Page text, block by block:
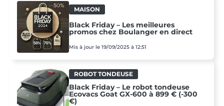
MAISON
Black Friday – Les meilleures
promos chez Boulanger en direct
Mis à jour le 19/09/2025 à 12:51
ROBOT TONDEUSE
Black Friday – Le robot tondeuse
Ecovacs Goat GX-600 à 899 € (-300
€)